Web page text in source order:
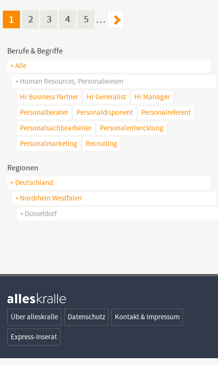
1 2 3 4 5 …
Berufe & Begriffe
+ Alle
+ Human Resources, Personalwesen
Hr Business Partner
Hr Generalist
Hr Manager
Personalberater
Personaldisponent
Personalreferent
Personalsachbearbeiter
Personalentwicklung
Personalmarketing
Recruiting
Regionen
+ Deutschland
+ Nordrhein Westfalen
+ Düsseldorf
Über alleskralle Datenschutz Kontakt & Impressum
Express-Inserat